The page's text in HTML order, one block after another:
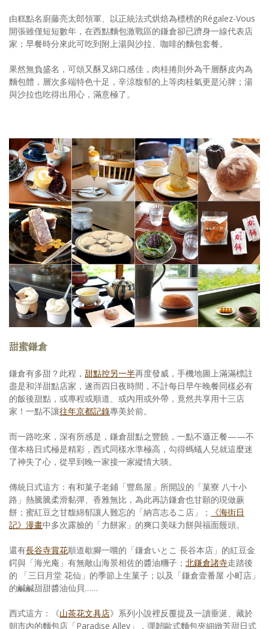
由糕點名廚藤亮太郎領軍、以正統法式烘焙為標榜的Régalez-Vous
開張雖僅短短數年，在西點麵包激戰區的鎌倉卻已躋身一線代表店
家；早餐時分來此可吃到附上湯與沙拉、咖啡的麵包套餐。
果然無負盛名，可頌又酥又綿口感佳，肉桂捲則外為千層酥皮內為
麵包體，層次多端特色十足，辛涼馥郁的上等肉桂氣更是沁脾；湯
與沙拉也吃得出用心，滿意極了。
甜蜜鎌倉
鎌倉有多甜？此程， 甜點控另一半再度發威，手機地圖上滿滿標註
盡是和洋甜點店家，遂而四日夜時間，不計每日早午晚餐同樣必有
的飯後甜點，或專程或順道、或內用或外帶，竟然共享用十三店
家！一點不讓往年京都記錄專美於前。
而一路吃來，深有所感是，鎌倉甜點之豐饒，一點不遜正餐——不
僅本格日式極是精彩，西式同樣水準極高，勾得螞蟻人兒就這麼迷
了神失了心，從早到晚一家接一家縱情大啖。
傳統日式這方：有和菓子老鋪「豐島屋」所開設的「菓寮 八十小
路」熱騰騰柔滑黏彈、香雅無比，為此再訪鎌倉也甘願的現做蕨
餅；蜜紅豆之甘馥綿郁讓人難忘的「納言志るこ店」；
《海街日
記》漫畫中多次露臉的「力餅家」的爽口美味力餅與福面饅頭。
還有長谷寺賞花順道歇腳一嚐的「鎌倉いとこ 長谷本店」的紅豆金
鍔與「海光庵」有無敵山海景相佐的醬油糰子； 北鎌倉諸寺走踏後
的 「三日月堂 花仙」的季節上生菓子；以及「鎌倉壹番屋 小町店」
的鹹鹹甜甜醬油仙貝……
西式這方：《山茶花文具店》系列小說裡反覆提及一讀垂涎、藏於
朝市內的麵包店「Paradise Alley」，彈韌歐式麵包夾細緻芳甜日式